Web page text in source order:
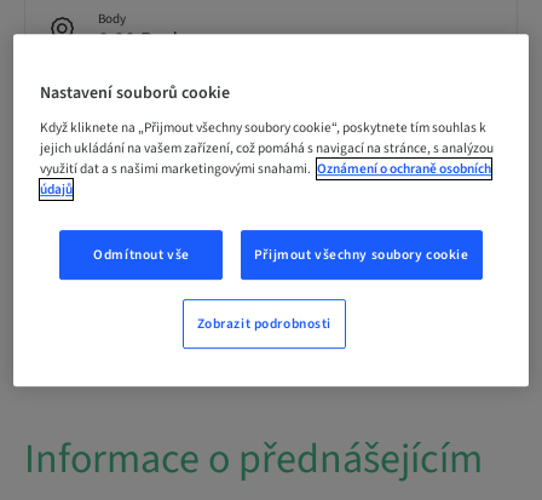
Body
0.00 Body
Metoda doručení
Theoretical
International
1/1 dostupné
Informace o přednášejícím
Nastavení souborů cookie
Když kliknete na „Přijmout všechny soubory cookie“, poskytnete tím souhlas k
jejich ukládání na vašem zařízení, což pomáhá s navigací na stránce, s analýzou
využití dat a s našimi marketingovými snahami. Oznámení o ochraně osobních
údajů
Odmítnout vše Přijmout všechny soubory cookie
Zobrazit podrobnosti